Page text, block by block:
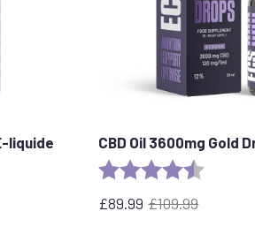
liquide
CBD Oil 3600mg Gold
Evaluation :
£109.99
Le
£89.99
Le